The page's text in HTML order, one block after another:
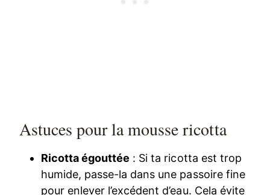
Astuces pour la mousse ricotta
Ricotta égouttée : Si ta ricotta est trop
humide, passe-la dans une passoire fine
pour enlever l’excédent d’eau. Cela évite